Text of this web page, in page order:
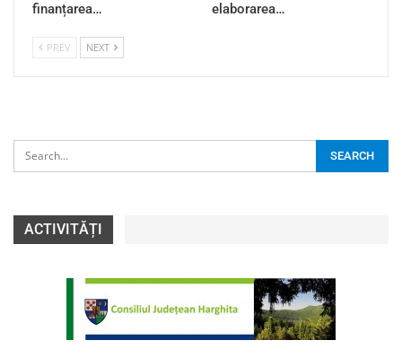
finanțarea…
elaborarea…
PREV NEXT
ACTIVITĂȚI